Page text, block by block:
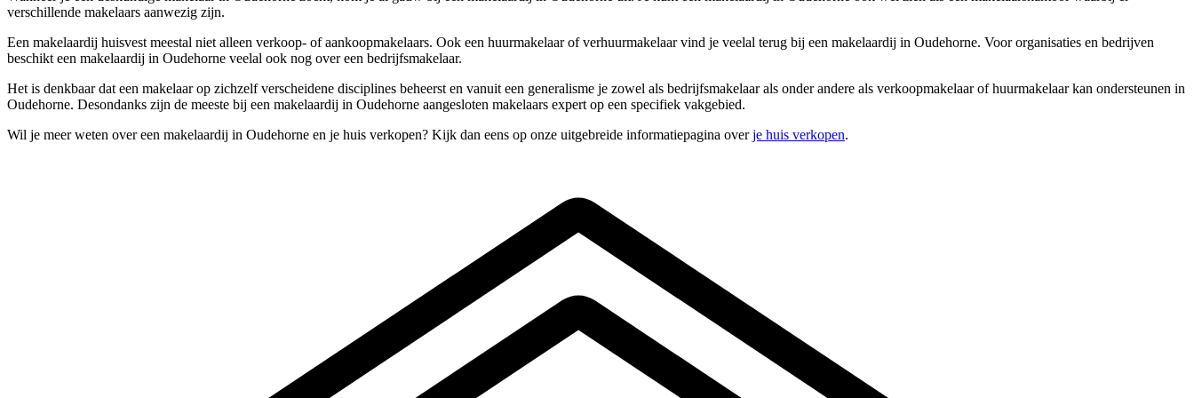
verschillende makelaars aanwezig zijn.
Een makelaardij huisvest meestal niet alleen verkoop- of aankoopmakelaars. Ook een huurmakelaar of verhuurmakelaar vind je veelal terug bij een makelaardij in Oudehorne. Voor organisaties en bedrijven
beschikt een makelaardij in Oudehorne veelal ook nog over een bedrijfsmakelaar.
Het is denkbaar dat een makelaar op zichzelf verscheidene disciplines beheerst en vanuit een generalisme je zowel als bedrijfsmakelaar als onder andere als verkoopmakelaar of huurmakelaar kan ondersteunen in
Oudehorne. Desondanks zijn de meeste bij een makelaardij in Oudehorne aangesloten makelaars expert op een specifiek vakgebied.
Wil je meer weten over een makelaardij in Oudehorne en je huis verkopen? Kijk dan eens op onze uitgebreide informatiepagina overje huis verkopen.